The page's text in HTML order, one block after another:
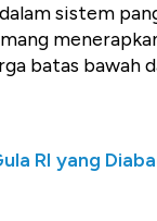
sistem
batas bawah
RI yang